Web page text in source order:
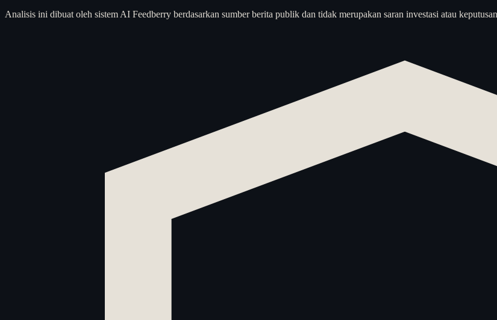
Analisis ini dibuat oleh sistem AI Feedberry berdasarkan sumber berita publik dan tidak merupakan saran investasi atau